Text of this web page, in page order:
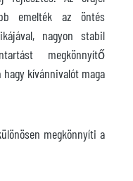
emelték az öntés
nagyon stabil
megkönnyítő
hagy kívánnivalót maga
megkönnyíti a